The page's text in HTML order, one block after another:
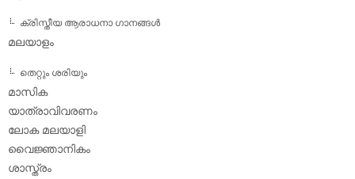
ക്രിസ്തീയ ആരാധനാ ഗാനങ്ങള്‍
മലയാളം
തെറ്റും ശരിയും
മാസിക
യാത്രാവിവരണം
ലോക മലയാളി
വൈജ്ഞാനികം
ശാസ്ത്രം